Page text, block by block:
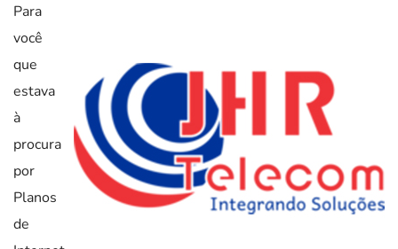
Para
você
que
estava
à
procura
por
Planos
de